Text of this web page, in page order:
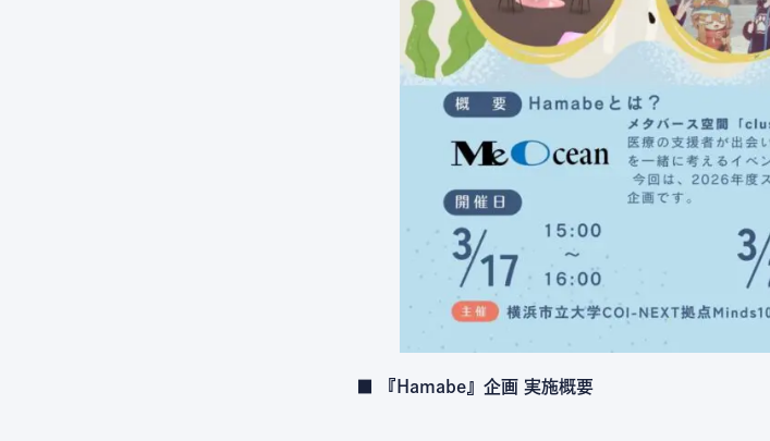
■ 『Hamabe』企画 実施概要